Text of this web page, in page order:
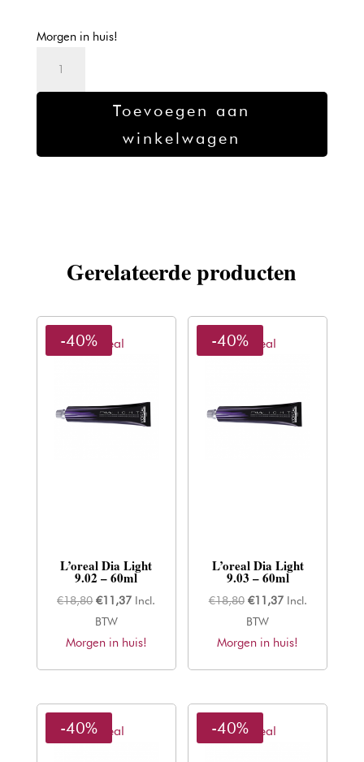
was:
Morgen in huis!
Toevoegen aan
winkelwagen
Gerelateerde producten
L'oreal
-40%
L’oreal Dia Light
9.02 – 60ml
€18,80 Oorspronkelijke
prijs
was:
€11,37Huidige
is:
Incl.
BTW
Morgen in huis!
L'oreal
-40%
L’oreal Dia Light
9.03 – 60ml
€18,80 Oorspronkelijke
prijs
was:
€11,37Huidige
is:
Incl.
BTW
Morgen in huis!
L'oreal
-40% L'oreal
-40%